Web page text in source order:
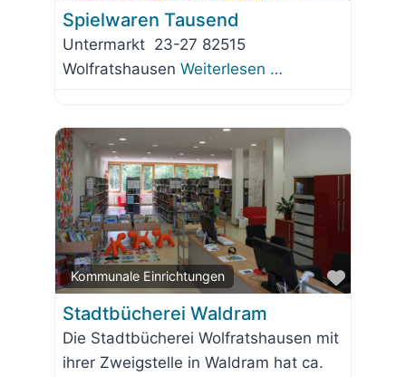
Spielwaren Tausend
Untermarkt 23-27 82515
Wolfratshausen Weiterlesen …
Kommunale Einrichtungen
Favorit
Stadtbücherei Waldram
Die Stadtbücherei Wolfratshausen mit
ihrer Zweigstelle in Waldram hat ca.